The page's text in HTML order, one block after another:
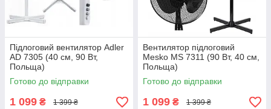
Підлоговий вентилятор Adler
AD 7305 (40 см, 90 Вт,
Польща)
Готово до відправки
1 099 ₴ 1 399 ₴
Вентилятор підлоговий
Mesko MS 7311 (90 Вт, 40 см,
Польща)
Готово до відправки
1 099 ₴ 1 399 ₴